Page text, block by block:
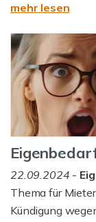
mehr lesen
22.09.2024 -
Thema für
Kündigung